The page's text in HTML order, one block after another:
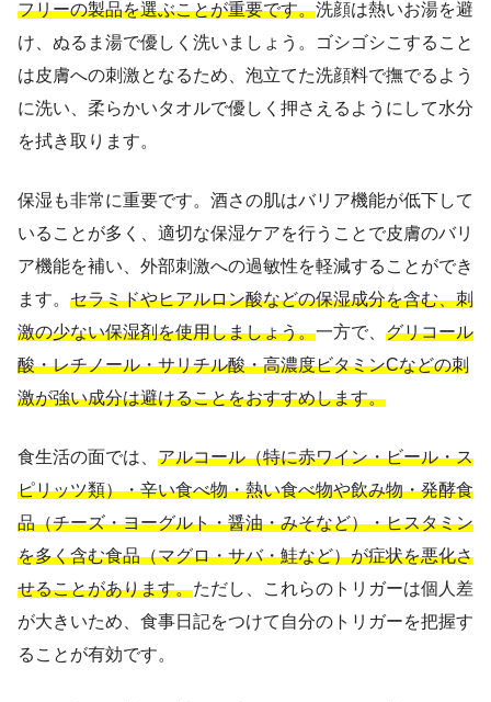
フリーの製品を選ぶことが重要です。洗顔は熱いお湯を避
け、ぬるま湯で優しく洗いましょう。ゴシゴシこすること
は皮膚への刺激となるため、泡立てた洗顔料で撫でるよう
に洗い、柔らかいタオルで優しく押さえるようにして水分
を拭き取ります。
保湿も非常に重要です。酒さの肌はバリア機能が低下して
いることが多く、適切な保湿ケアを行うことで皮膚のバリ
ア機能を補い、外部刺激への過敏性を軽減することができ
ます。 セラミドやヒアルロン酸などの保湿成分を含む、刺
激の少ない保湿剤を使用しましょう。一方で、 グリコール
酸・レチノール・サリチル酸・高濃度ビタミンCなどの刺
激が強い成分は避けることをおすすめします。
食生活の面では、 アルコール（特に赤ワイン・ビール・ス
ピリッツ類）・辛い食べ物・熱い食べ物や飲み物・発酵食
品（チーズ・ヨーグルト・醤油・みそなど）・ヒスタミン
を多く含む食品（マグロ・サバ・鮭など）が症状を悪化さ
せることがあります。ただし、これらのトリガーは個人差
が大きいため、食事日記をつけて自分のトリガーを把握す
ることが有効です。